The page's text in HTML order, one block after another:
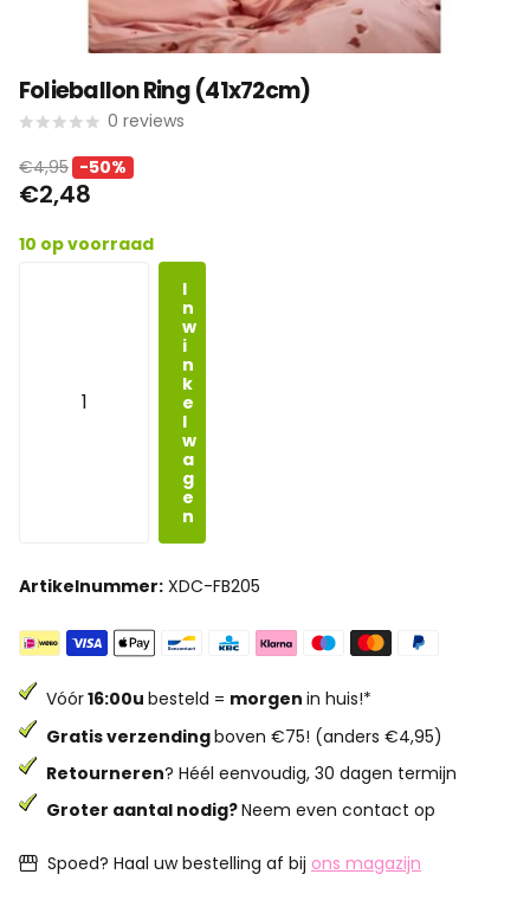
Folieballon Ring (41x72cm)
0 reviews
€4,95 -50%
€2,48
10 op voorraad
I
n
w
i
n
k
e
l
w
a
g
e
n
Artikelnummer: XDC-FB205
Vóór16:00u besteld = morgen in huis!*
Gratis verzendingboven €75! (anders €4,95)
Retourneren? Héél eenvoudig, 30 dagen termijn
Groter aantal nodig?Neem even contact op
Spoed? Haal uw bestelling af bij ons magazijn